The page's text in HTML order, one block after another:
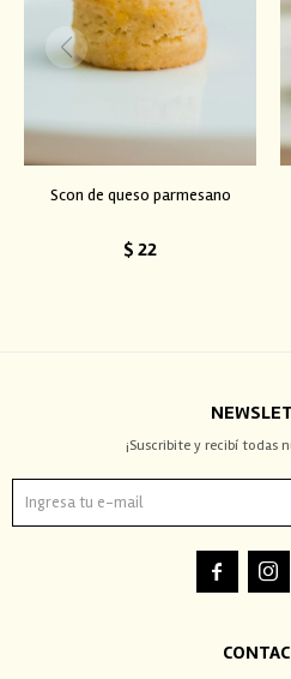
Scon de queso parmesano
$ 22
¡Suscribite y recibí todas
 